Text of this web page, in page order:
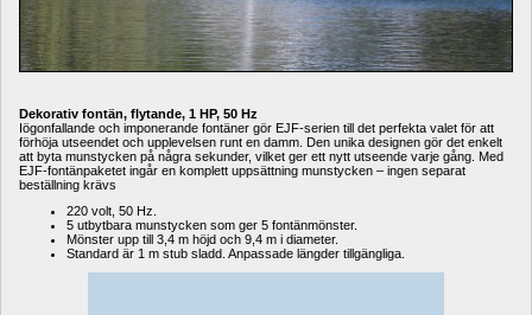
Dekorativ fontän, flytande, 1 HP, 50 Hz
Iögonfallande och imponerande fontäner gör EJF-serien till det perfekta valet för att
förhöja utseendet och upplevelsen runt en damm. Den unika designen gör det enkelt
att byta munstycken på några sekunder, vilket ger ett nytt utseende varje gång. Med
EJF-fontänpaketet ingår en komplett uppsättning munstycken – ingen separat
beställning krävs
220 volt, 50 Hz.
5 utbytbara munstycken som ger 5 fontänmönster.
Mönster upp till 3,4 m höjd och 9,4 m i diameter.
Standard är 1 m stub sladd. Anpassade längder tillgängliga.